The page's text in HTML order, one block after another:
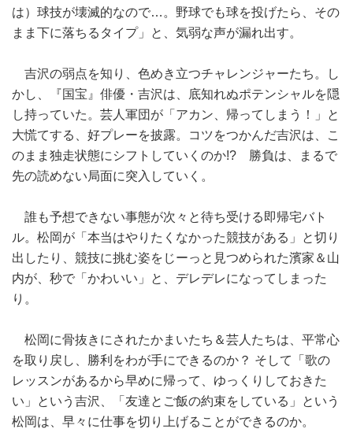
は）球技が壊滅的なので…。野球でも球を投げたら、その
まま下に落ちるタイプ」と、気弱な声が漏れ出す。
吉沢の弱点を知り、色めき立つチャレンジャーたち。し
かし、『国宝』俳優・吉沢は、底知れぬポテンシャルを隠
し持っていた。芸人軍団が「アカン、帰ってしまう！」と
大慌てする、好プレーを披露。コツをつかんだ吉沢は、こ
のまま独走状態にシフトしていくのか!? 勝負は、まるで
先の読めない局面に突入していく。
誰も予想できない事態が次々と待ち受ける即帰宅バト
ル。松岡が「本当はやりたくなかった競技がある」と切り
出したり、競技に挑む姿をじーっと見つめられた濱家＆山
内が、秒で「かわいい」と、デレデレになってしまった
り。
松岡に骨抜きにされたかまいたち＆芸人たちは、平常心
を取り戻し、勝利をわが手にできるのか？ そして「歌の
レッスンがあるから早めに帰って、ゆっくりしておきた
い」という吉沢、「友達とご飯の約束をしている」という
松岡は、早々に仕事を切り上げることができるのか。